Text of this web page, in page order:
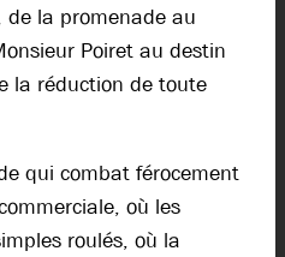
la promenade au
Poiret au destin
la réduction de toute
qui combat férocement
où les
roulés, où la